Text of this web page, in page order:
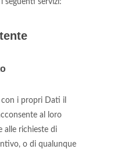
seguenti servizi:
con i propri Dati il
al loro
alle richieste di
o di qualunque